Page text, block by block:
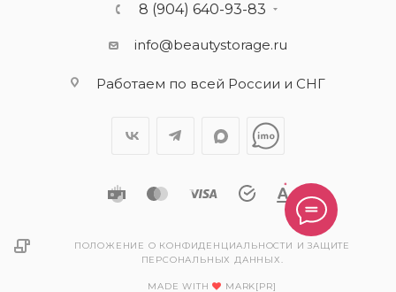
8 (904) 640-93-83
info@beautystorage.ru
Работаем по всей России и СНГ
ПОЛОЖЕНИЕ О КОНФИДЕНЦИАЛЬНОСТИ И ЗАЩИТЕ
ПЕРСОНАЛЬНЫХ ДАННЫХ.
MADE WITH MARK[PR]